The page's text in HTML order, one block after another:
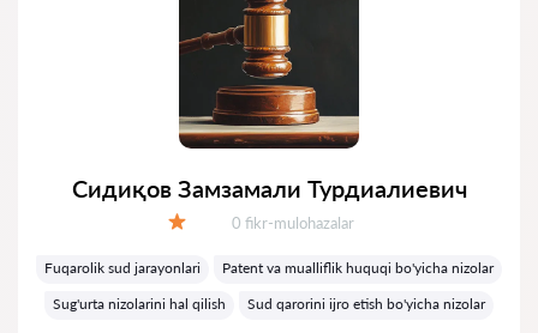
Сидиқов Замзамали Турдиалиевич
Fikrlar:
0 fikr-mulohazalar
Fuqarolik sud jarayonlari
Patent va mualliflik huquqi bo'yicha nizolar
Sug'urta nizolarini hal qilish
Sud qarorini ijro etish bo'yicha nizolar